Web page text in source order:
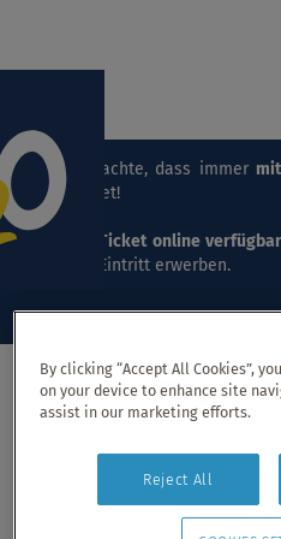
Bitte beachte, dass immer
stattfindet!
E-Ticket online
Ort den Eintritt erwerben.
Termin
By clicking “Accept All Cookies”,
on your device to enhance site
assist in our marketing efforts.
Reject All